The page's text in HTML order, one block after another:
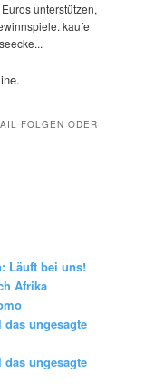
unterstützen,
kaufe
FOLGEN ODER
Läuft bei uns!
Afrika
ungesagte
ungesagte